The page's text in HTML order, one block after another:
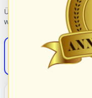
Übersicht der
weiterführende
S/HBV-Shop
Der Onlineshop